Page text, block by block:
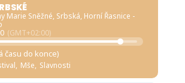
Marie Sněžné, Srbská, Horní Řasnice -
(GMT+02:00)
času do konce)
Mše, Slavnosti